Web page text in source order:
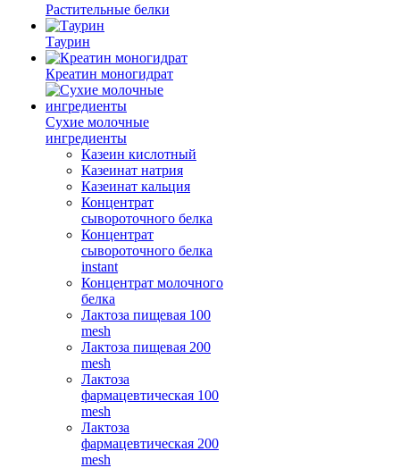
Растительные белки
Таурин
Креатин моногидрат
Сухие молочные
ингредиенты
Казеин кислотный
Казеинат натрия
Казеинат кальция
Концентрат
сывороточного белка
Концентрат
сывороточного белка
instant
Концентрат молочного
белка
Лактоза пищевая 100
mesh
Лактоза пищевая 200
mesh
Лактоза
фармацевтическая 100
mesh
Лактоза
фармацевтическая 200
mesh